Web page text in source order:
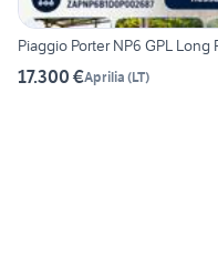
Piaggio Porter NP6 GPL Long
17.300 €Aprilia (LT)